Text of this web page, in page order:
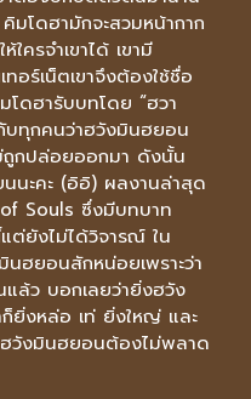
โดฮามักจะสวมหน้ากาก
ครจำเขาได้ เขามี
ทอร์เน็ตเขาจึงต้องใช้ชื่อ
ดฮารับบทโดย “ฮวา
บทุกคนว่าฮวังมินฮยอน
ถูกปล่อยออกมา ดังนั้น
นะคะ (อิอิ) ผลงานล่าสุด
Souls ซึ่งมีบทบาท
ต่ยังไม่ได้วิจารณ์ ใน
ฮยอนสักหน่อยเพราะว่า
ล้ว บอกเลยว่ายิ่งฮวัง
ก็ยิ่งหล่อ เท่ ยิ่งใหญ่ และ
ฮวังมินฮยอนต้องไม่พลาด